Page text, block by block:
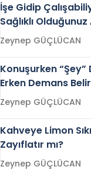
İşe Gidip
Sağlıklı
Gelir mi?Zeynep GÜÇLÜCAN
Konuşurken “Şey”
Erken Demans
mi?
Zeynep GÜÇLÜCAN
Kahveye Limon
Zayıflatır mı?
Zeynep GÜÇLÜCAN